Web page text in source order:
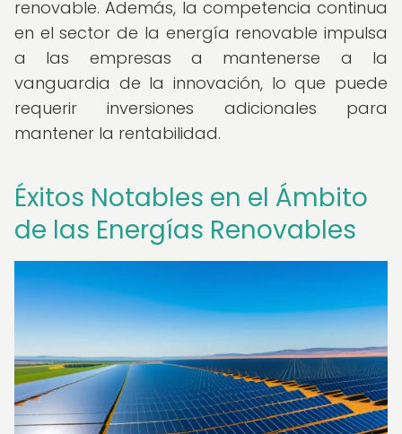
renovable. Además, la competencia continua
en el sector de la energía renovable impulsa
a las empresas a mantenerse a la
vanguardia de la innovación, lo que puede
requerir inversiones adicionales para
mantener la rentabilidad.
Éxitos Notables en el Ámbito
de las Energías Renovables